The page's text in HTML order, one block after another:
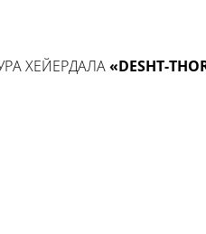
ХЕЙЕРДАЛА«DESHT-